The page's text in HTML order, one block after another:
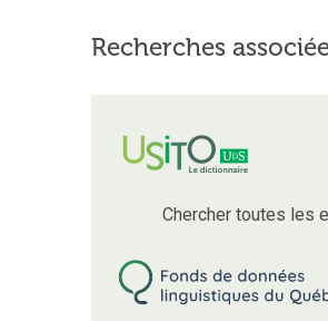
Recherches
Chercher toutes les